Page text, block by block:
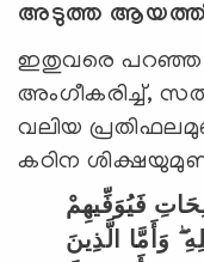
അടുത്ത ആയത്ത്
ഇതുവരെ പറഞ്ഞ
അംഗീകരിച്ച്,
വലിയ
കഠിന
فَيُوَفِّيهِمْ
وَأَمَّا الَّذِينَ